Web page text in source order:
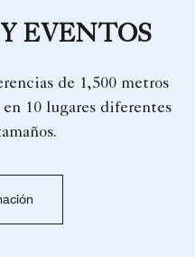
EVENTOS
de 1,500 metros
10 lugares diferentes